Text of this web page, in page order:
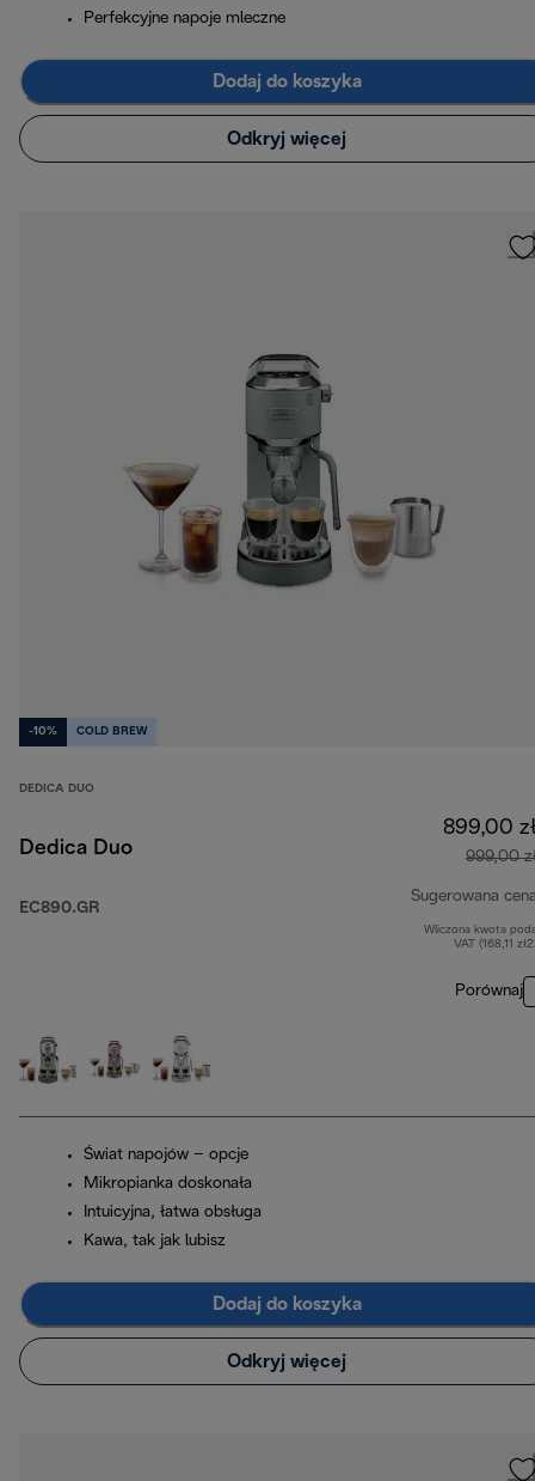
Perfekcyjne napoje mleczne
Dodaj do koszyka
Odkryj więcej
-10% COLD BREW
DEDICA DUO
Dedica Duo
EC890.GR
899,00
999,00
Sugerowana
Wliczona kwota
VAT (168,11
Porównaj
Świat napojów – opcje
Mikropianka doskonała
Intuicyjna, łatwa obsługa
Kawa, tak jak lubisz
Dodaj do koszyka
Odkryj więcej